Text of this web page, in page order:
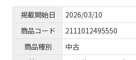
掲載開始日
2026/03/10
商品コード
2111012495550
商品種別
中古